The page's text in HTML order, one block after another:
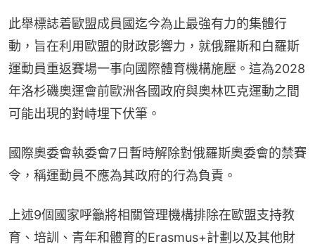
此舉標誌着歐盟成員國迄今為止最強有力的集體行
動，旨在利用歐盟的財政影響力，就俄羅斯和白羅斯
運動員重返賽場一事向國際體育機構施壓。這為2028
年洛杉磯奧運會前歐洲各國政府與奧林匹克運動之間
可能出現的對峙埋下伏筆。
國際奧委會執委會7日暫時解除對俄羅斯奧委會的禁賽
令，稱運動員不應為其政府的行為負責。
上述9個國家呼籲將相關管理機構排除在歐盟支持教
育、培訓、青年和體育的Erasmus+計劃以及其他財